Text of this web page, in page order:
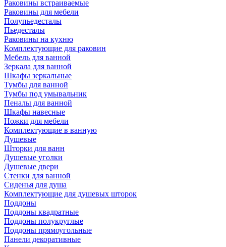
Раковины встраиваемые
Раковины для мебели
Полупьедесталы
Пьедесталы
Раковины на кухню
Комплектующие для раковин
Мебель для ванной
Зеркала для ванной
Шкафы зеркальные
Тумбы для ванной
Тумбы под умывальник
Пеналы для ванной
Шкафы навесные
Ножки для мебели
Комплектующие в ванную
Душевые
Шторки для ванн
Душевые уголки
Душевые двери
Стенки для ванной
Сиденья для душа
Комплектующие для душевых шторок
Поддоны
Поддоны квадратные
Поддоны полукруглые
Поддоны прямоугольные
Панели декоративные